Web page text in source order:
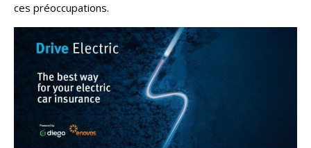
ces préoccupations.